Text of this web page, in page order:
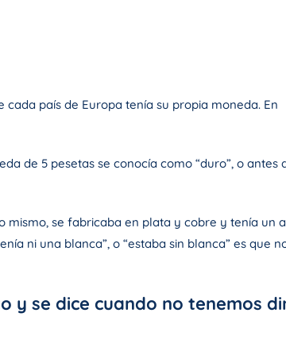
cada país de Europa tenía su propia moneda. En
de 5 pesetas se conocía como “duro”, o antes
mismo, se fabricaba en plata y cobre y tenía un
ni una blanca”, o “estaba sin blanca” es que
y se dice cuando no tenemos